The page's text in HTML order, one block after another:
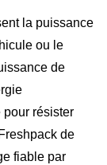
la puissance
ou le
de
résister
de
fiable par